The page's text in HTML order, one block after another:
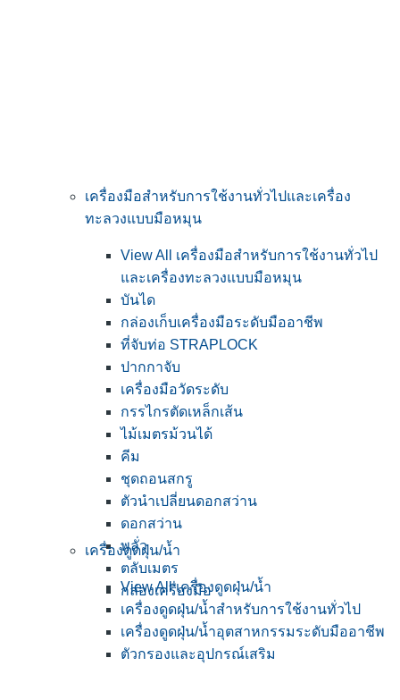
เครื่องมือสำหรับการใช้งานทั่วไปและเครื่อง
ทะลวงแบบมือหมุน
View All เครื่องมือสำหรับการใช้งานทั่วไป
และเครื่องทะลวงแบบมือหมุน
บันได
กล่องเก็บเครื่องมือระดับมืออาชีพ
ที่จับท่อ STRAPLOCK
ปากกาจับ
เครื่องมือวัดระดับ
กรรไกรตัดเหล็กเส้น
ไม้เมตรม้วนได้
คีม
ชุดถอนสกรู
ตัวนำเปลี่ยนดอกสว่าน
ดอกสว่าน
พลั่ว
ตลับเมตร
กล่องเครื่องมือ
เครื่องดูดฝุ่น/น้ำ
View All เครื่องดูดฝุ่น/น้ำ
เครื่องดูดฝุ่น/น้ำสำหรับการใช้งานทั่วไป
เครื่องดูดฝุ่น/น้ำอุตสาหกรรมระดับมืออาชีพ
ตัวกรองและอุปกรณ์เสริม